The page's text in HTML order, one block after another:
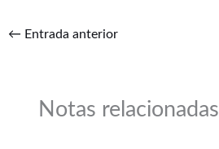
← Entrada anterior
Notas relacionadas